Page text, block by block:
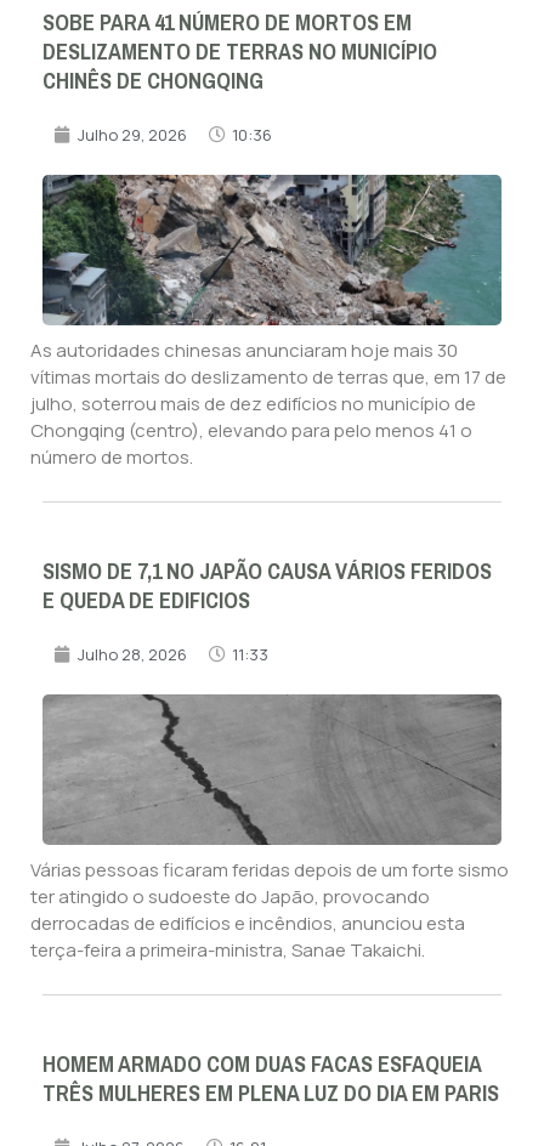
SOBE PARA 41 NÚMERO DE MORTOS EM
DESLIZAMENTO DE TERRAS NO MUNICÍPIO
CHINÊS DE CHONGQING
Julho 29, 2026 10:36
As autoridades chinesas anunciaram hoje mais 30
vítimas mortais do deslizamento de terras que, em 17 de
julho, soterrou mais de dez edifícios no município de
Chongqing (centro), elevando para pelo menos 41 o
número de mortos.
SISMO DE 7,1 NO JAPÃO CAUSA VÁRIOS FERIDOS
E QUEDA DE EDIFICIOS
Julho 28, 2026 11:33
Várias pessoas ficaram feridas depois de um forte sismo
ter atingido o sudoeste do Japão, provocando
derrocadas de edifícios e incêndios, anunciou esta
terça-feira a primeira-ministra, Sanae Takaichi.
HOMEM ARMADO COM DUAS FACAS ESFAQUEIA
TRÊS MULHERES EM PLENA LUZ DO DIA EM PARIS